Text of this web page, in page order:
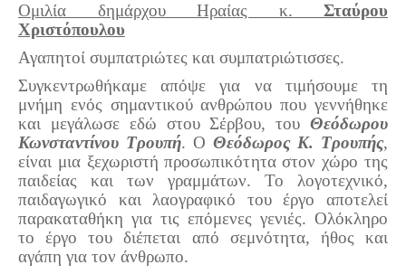
Ομιλία δημάρχου Ηραίας κ. Σταύρου
Χριστόπουλου
Αγαπητοί συμπατριώτες και συμπατριώτισσες.
Συγκεντρωθήκαμε απόψε για να τιμήσουμε τη
μνήμη ενός σημαντικού ανθρώπου που γεννήθηκε
και μεγάλωσε εδώ στου Σέρβου, του Θεόδωρου
Κωνσταντίνου Τρουπή. Ο Θεόδωρος Κ. Τρουπής,
είναι μια ξεχωριστή προσωπικότητα στον χώρο της
παιδείας και των γραμμάτων. Το λογοτεχνικό,
παιδαγωγικό και λαογραφικό του έργο αποτελεί
παρακαταθήκη για τις επόμενες γενιές. Ολόκληρο
το έργο του διέπεται από σεμνότητα, ήθος και
αγάπη για τον άνθρωπο.